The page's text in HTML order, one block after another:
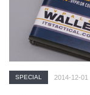
SPECIAL 2014-12-01